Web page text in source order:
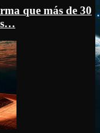
que más de 30